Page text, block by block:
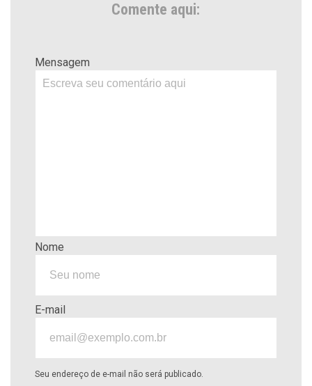
Comente aqui:
Mensagem
Nome
E-mail
Seu endereço de e-mail não será publicado.